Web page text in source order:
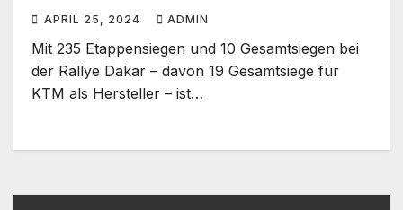
APRIL 25, 2024 ADMIN
Mit 235 Etappensiegen und 10 Gesamtsiegen bei
der Rallye Dakar – davon 19 Gesamtsiege für
KTM als Hersteller – ist…